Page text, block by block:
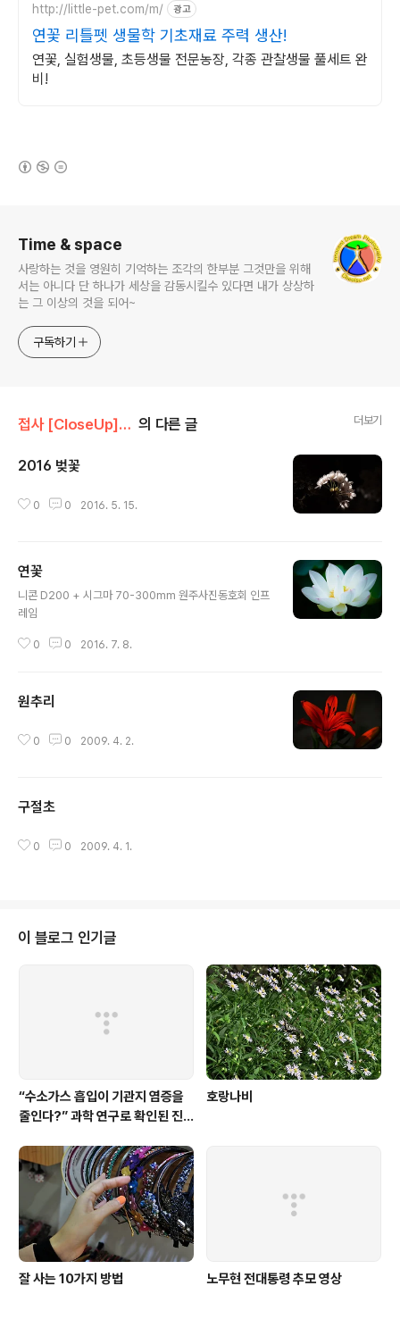
http://little-pet.com/m/ 광고
연꽃 리틀펫 생물학 기초재료 주력 생산!
연꽃, 실험생물, 초등생물 전문농장, 각종 관찰생물 풀세트 완
비!
Time & space
사랑하는 것을 영원히 기억하는 조각의 한부분 그것만을 위해
서는 아니다 단 하나가 세상을 감동시킬수 있다면 내가 상상하
는 그 이상의 것을 되어~
구독하기
접사 [CloseUp]/Plant & Flower 의 다른 글 더보기
2016 벚꽃
0 0 2016. 5. 15.
연꽃
니콘 D200 + 시그마 70-300mm 원주사진동호회 인프
레임
0 0 2016. 7. 8.
원추리
0 0 2009. 4. 2.
구절초
0 0 2009. 4. 1.
이 블로그 인기글
“수소가스 흡입이 기관지 염증을
줄인다?” 과학 연구로 확인된 진
호랑나비
잘 사는 10가지 방법 노무현 전대통령 추모 영상